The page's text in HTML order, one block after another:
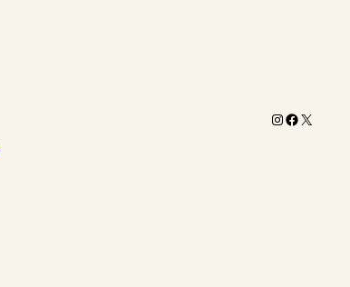
Instagram
X